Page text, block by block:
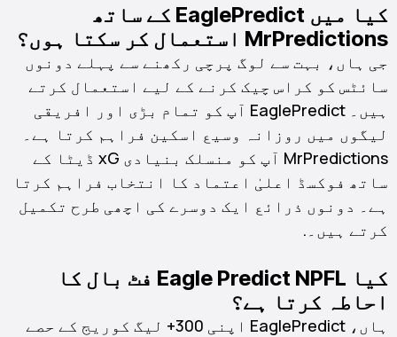
کیا میں EaglePredict کے ساتھ
MrPredictions استعمال کر سکتا ہوں؟
جی ہاں، بہت سے لوگ پرچی رکھنے سے پہلے دونوں
سائٹس کو کراس چیک کرنے کے لیے استعمال کرتے
ہیں۔ EaglePredict آپ کو تمام بڑی اور افریقی
لیگوں میں روزانہ وسیع اسکین فراہم کرتا ہے۔
MrPredictions آپ کو منسلک بنیادی xG ڈیٹا کے
ساتھ فوکسڈ اعلیٰ اعتماد کا انتخاب فراہم کرتا
ہے۔ دونوں ذرائع ایک دوسرے کی اچھی طرح تکمیل
کرتے ہیں۔.
کیا Eagle Predict NPFL فٹ بال کا
احاطہ کرتا ہے؟
ہاں، EaglePredict اپنی 300+ لیگ کوریج کے حصے